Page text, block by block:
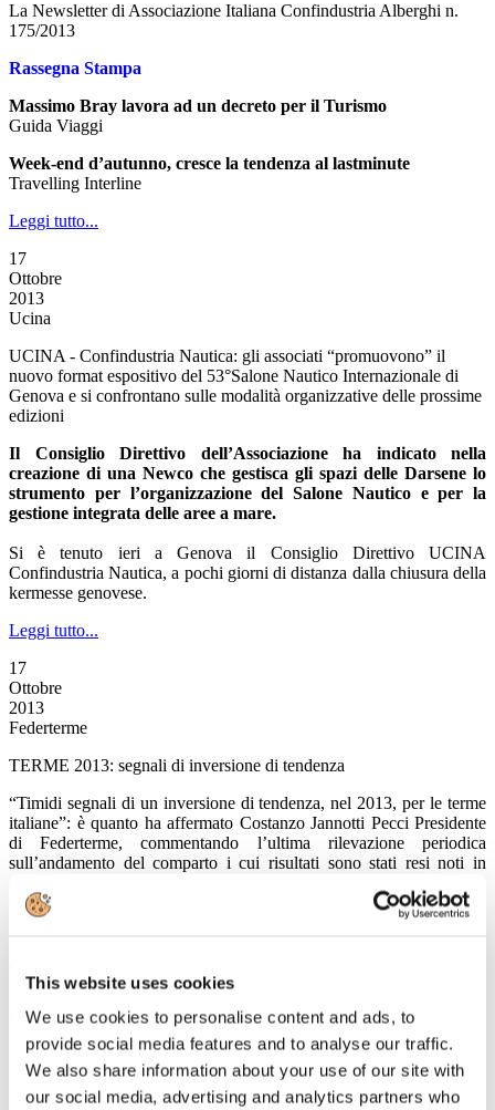
This website uses cookies
We use cookies to personalise content and ads, to
provide social media features and to analyse our traffic.
We also share information about your use of our site with
our social media, advertising and analytics partners who
La Newsletter di Associazione Italiana Confindustria Alberghi n.
175/2013
Rassegna Stampa
Massimo Bray lavora ad un decreto per il Turismo
Guida Viaggi
Week-end d’autunno, cresce la tendenza al lastminute
Travelling Interline
Leggi tutto...
17
Ottobre
2013
Ucina
UCINA - Confindustria Nautica: gli associati “promuovono” il
nuovo format espositivo del 53°Salone Nautico Internazionale di
Genova e si confrontano sulle modalità organizzative delle prossime
edizioni
Il Consiglio Direttivo dell’Associazione ha indicato nella
creazione di una Newco che gestisca gli spazi delle Darsene lo
strumento per l’organizzazione del Salone Nautico e per la
gestione integrata delle aree a mare.
Si è tenuto ieri a Genova il Consiglio Direttivo UCINA
Confindustria Nautica, a pochi giorni di distanza dalla chiusura della
kermesse genovese.
Leggi tutto...
17
Ottobre
2013
Federterme
TERME 2013: segnali di inversione di tendenza
“Timidi segnali di un inversione di tendenza, nel 2013, per le terme
italiane”: è quanto ha affermato Costanzo Jannotti Pecci Presidente
di Federterme, commentando l’ultima rilevazione periodica
sull’andamento del comparto i cui risultati sono stati resi noti in
Termale in corso oggi e domani a Rimini, organizzato da TTG Italia
in collaborazione con la stessa Federterme.
Ottobre
2013
Associazione Italiana Confindustria Alberghi
VALORE TURISMO, finalmente